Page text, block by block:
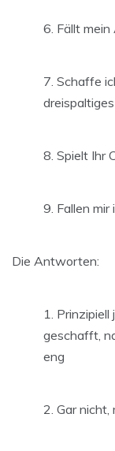
Fällt
Schaffe
Spielt Ihr
Fallen mir
Die Antworten:
Prinzipiell
geschafft,
eng
Gar nicht,